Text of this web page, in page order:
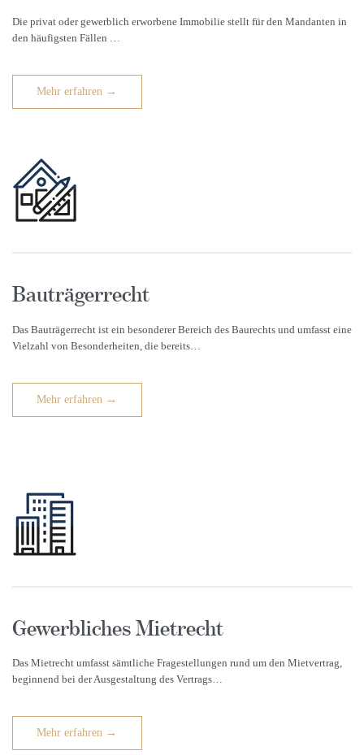
Die privat oder gewerblich erworbene Immobilie stellt für den Mandanten in
den häufigsten Fällen …
Mehr erfahren →
Bauträgerrecht
Das Bauträgerrecht ist ein besonderer Bereich des Baurechts und umfasst eine
Vielzahl von Besonderheiten, die bereits…
Mehr erfahren →
Gewerbliches Mietrecht
Das Mietrecht umfasst sämtliche Fragestellungen rund um den Mietvertrag,
beginnend bei der Ausgestaltung des Vertrags…
Mehr erfahren →